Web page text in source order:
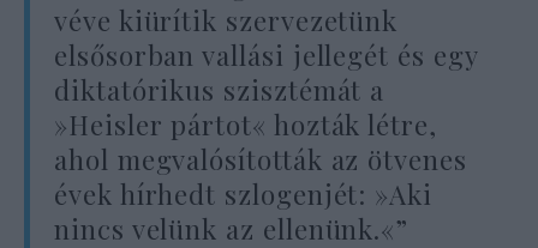
véve kiürítik szervezetünk
elsősorban vallási jellegét és egy
diktatórikus szisztémát a
»Heisler pártot« hozták létre,
ahol megvalósították az ötvenes
évek hírhedt szlogenjét: »Aki
nincs velünk az ellenünk.«”